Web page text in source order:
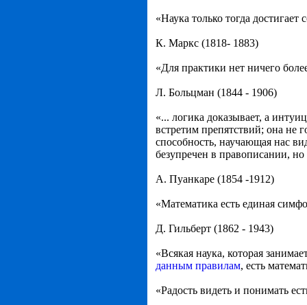
«Наука только тогда достигает
К. Маркс (1818- 1883)
«Для практики нет ничего
Л. Больцман (1844 - 1906)
«... логика доказывает, а
встретим препятствий; она не
способность, научающая нас
безупречен в правописании,
А. Пуанкаре (1854 -1912)
«Математика есть единая
Д. Гильберт (1862 - 1943)
«Всякая наука, которая
данным правилам, есть
«Радость видеть и понимать